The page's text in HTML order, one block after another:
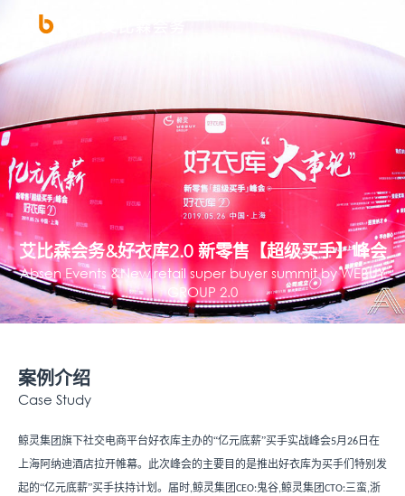
艾比森会务&好衣库2.0 新零售【超级买手】峰会
Absen Events &New retail super buyer summit by WEBUY
GROUP 2.0
案例介绍
Case Study
鲸灵集团旗下社交电商平台好衣库主办的“亿元底薪”买手实战峰会5月 26 日在
上海阿纳迪酒店拉开帷幕。此次峰会的主要目的是推出好衣库为买手们特别发
起的“亿元底薪”买手扶持计划。届时,鲸灵集团CEO:鬼谷,鲸灵集团CTO:三蛮,浙